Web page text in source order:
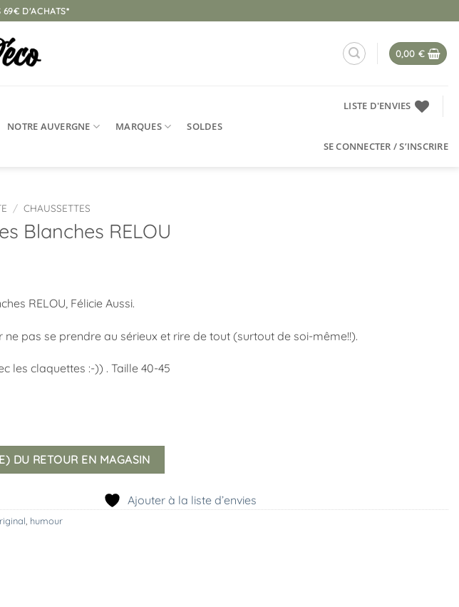
69€ D'ACHATS*
0,00 €
NOTRE AUVERGNE MARQUES SOLDES
LISTE D'ENVIES
SE CONNECTER / S’INSCRIRE
/ CHAUSSETTES
Blanches RELOU
RELOU, Félicie Aussi.
ne pas se prendre au sérieux et rire de tout (surtout de soi-même!!).
les claquettes :-)) . Taille 40-45
DU RETOUR EN MAGASIN
Ajouter à la liste d’envies
humour